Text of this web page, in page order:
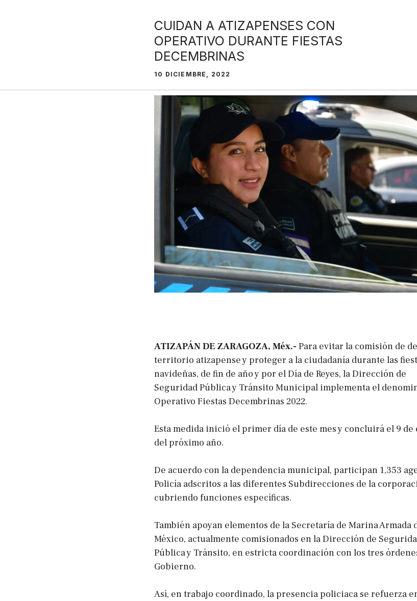
CUIDAN A ATIZAPENSES CON
OPERATIVO DURANTE FIESTAS
DECEMBRINAS
10 DICIEMBRE, 2022
ATIZAPÁN DE ZARAGOZA, Méx.- Para evitar la comisión de
territorio atizapense y proteger a la ciudadanía durante las
navideñas, de fin de año y por el Día de Reyes, la Dirección de
Seguridad Pública y Tránsito Municipal implementa el
Operativo Fiestas Decembrinas 2022.
Esta medida inició el primer día de este mes y concluirá el 9 de
del próximo año.
De acuerdo con la dependencia municipal, participan 1,353
Policía adscritos a las diferentes Subdirecciones de la
cubriendo funciones específicas.
También apoyan elementos de la Secretaría de Marina Armada
México, actualmente comisionados en la Dirección de
Pública y Tránsito, en estricta coordinación con los tres
Gobierno.
Así, en trabajo coordinado, la presencia policiaca se refuerza